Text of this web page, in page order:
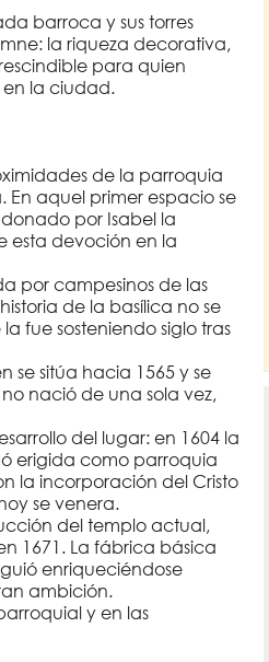
barroca y sus torres
la riqueza decorativa,
para quien
la ciudad.
de la parroquia
aquel primer espacio se
por Isabel la
esta devoción en la
por campesinos de las
de la basílica no se
fue sosteniendo siglo tras
se sitúa hacia 1565 y se
nació de una sola vez,
del lugar: en 1604 la
erigida como parroquia
la incorporación del Cristo
se venera.
del templo actual,
1671. La fábrica básica
enriqueciéndose
ambición.
y en las